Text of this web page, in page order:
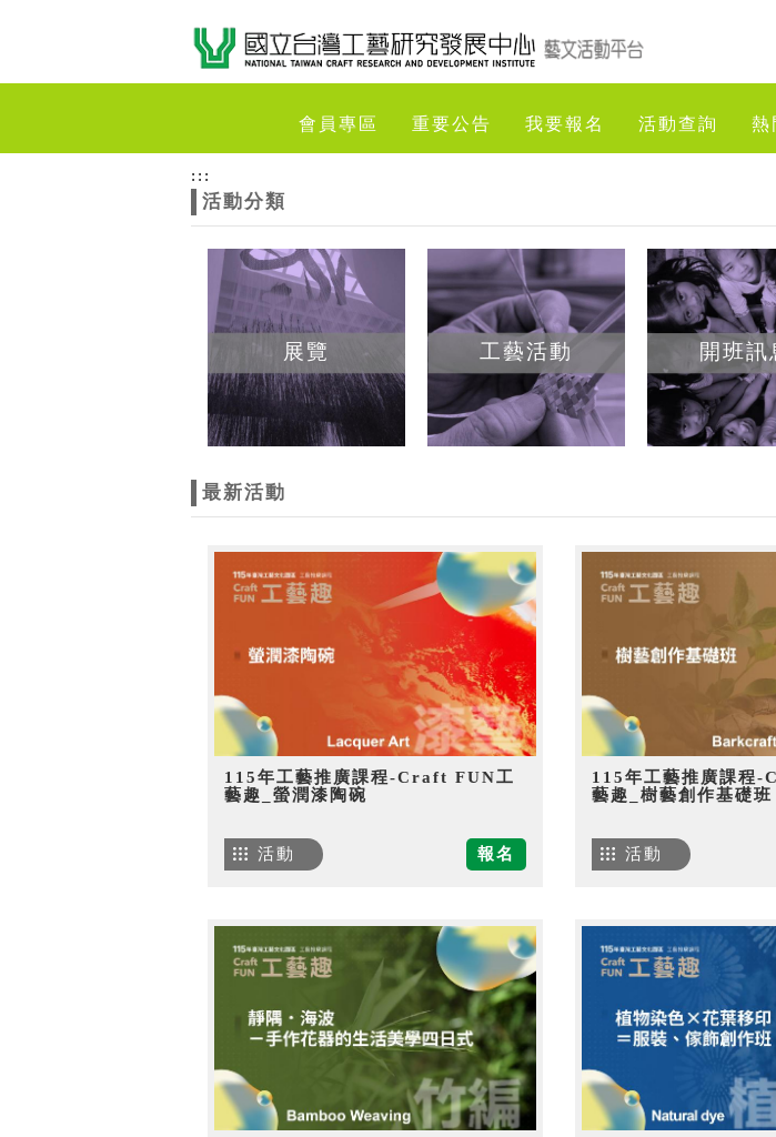
會員專區 重要公告 我要報名 活動查詢 熱
:::
活動分類
展覽 工藝活動 開班訊
最新活動
115年工藝推廣課程-Craft FUN工
藝趣_螢潤漆陶碗
報名
活動
115年工藝推廣課程
藝趣_樹藝創作基礎班
活動